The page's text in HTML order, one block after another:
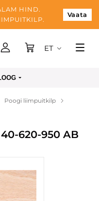
HIND.
Vaata
ET
Poogi liimpuitkilp
620-950 AB